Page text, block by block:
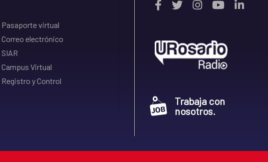
Pasaporte virtual
Correo electrónico
SIAR
Campus Virtual
Registro y Control
Trabaja con
nosotros.